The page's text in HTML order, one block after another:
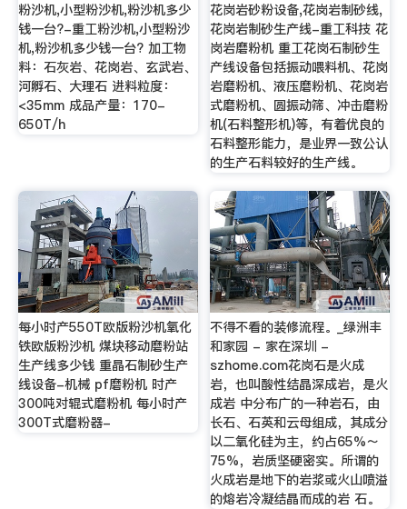
粉沙机,小型粉沙机,粉沙机多少
钱一台?-重工粉沙机,小型粉沙
机,粉沙机多少钱一台? 加工物
料：石灰岩、花岗岩、玄武岩、
河孵石、大理石 进料粒度：
<35mm 成品产量：170-
650T/h
花岗岩砂粉设备,花岗岩制砂线,
花岗岩制砂生产线-重工科技 花
岗岩磨粉机 重工花岗石制砂生
产线设备包括振动喂料机、花岗
岩磨粉机、液压磨粉机、花岗岩
式磨粉机、圆振动筛、冲击磨粉
机(石料整形机)等，有着优良的
石料整形能力，是业界一致公认
的生产石料较好的生产线。
每小时产550T欧版粉沙机氧化
铁欧版粉沙机 煤块移动磨粉站
生产线多少钱 重晶石制砂生产
线设备-机械 pf磨粉机 时产
300吨对辊式磨粉机 每小时产
300T式磨粉器-
不得不看的装修流程。_绿洲丰
和家园 - 家在深圳 -
szhome.com花岗石是火成
岩，也叫酸性结晶深成岩，是火
成岩 中分布广的一种岩石，由
长石、石英和云母组成，其成分
以二氧化硅为主，约占65%～
75%，岩质坚硬密实。所谓的
火成岩是地下的岩浆或火山喷溢
的熔岩冷凝结晶而成的岩 石。